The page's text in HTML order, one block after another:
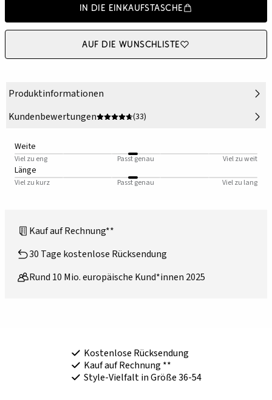
In die Einkaufstasche
Auf die Wunschliste
Produktinformationen
Kundenbewertungen
(33)
Weite
Viel zu eng Passt genau Viel zu weit
Länge
Viel zu kurz Passt genau Viel zu lang
Kauf auf Rechnung**
30 Tage kostenlose Rücksendung
Rund 10 Mio. europäische Kund*innen 2025
Kostenlose Rücksendung
Kauf auf Rechnung **
Style-Vielfalt in Größe 36-54